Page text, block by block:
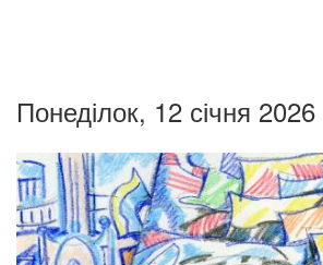
Понеділок, 12 січня